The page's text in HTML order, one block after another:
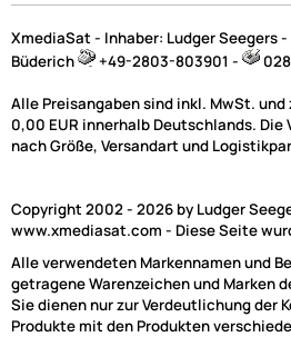
(40)
Eine Riesen Auswahl an Sat-
verschiedene Sets f�r Sie
Auswahlmen� w�hlen Sie die
Wir empfehlen Ihnen Folgendes
Wenn es was richtig
Ihnen unsere FUBA Anlagen
Jahre Hersteller Garantie. Der in
Spiegel DAA850 ist mehrfacher
Nicht die richtige L�sung f�r
Dann rufen Sie uns an, wir
die richtigen Komponenten
XmediaSat - Inhaber: Ludger Seegers -
Büderich
+49-2803-803901 -
Alle Preisangaben sind inkl. MwSt. und
0,00 EUR innerhalb Deutschlands.
nach Größe, Versandart und
Copyright 2002 - 2026 by Ludger
www.xmediasat.com - Diese Seite
Alle verwendeten Markennamen und
getragene Warenzeichen und Marken
Sie dienen nur zur Verdeutlichung der
Produkte mit den Produkten